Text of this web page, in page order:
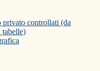
controllati (da
tabelle)